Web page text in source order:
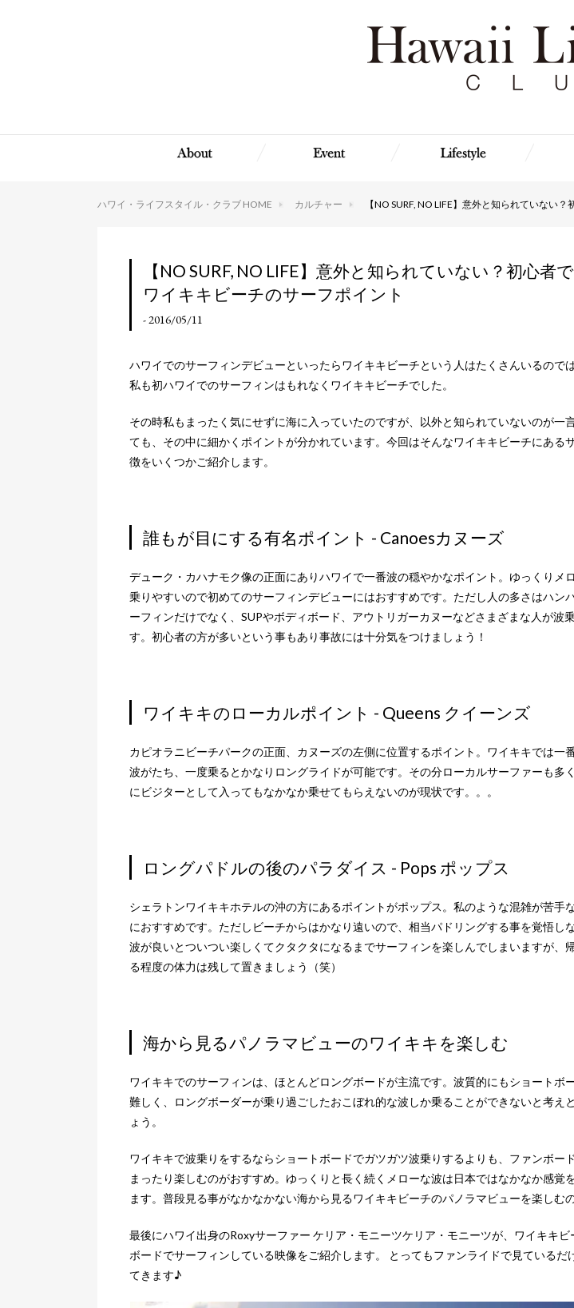
ハワイ・ライフスタイル・クラブ HOME カルチャー 【NO SURF, NO LIFE】意外と知られていない
【NO SURF, NO LIFE】意外と知られていない？初心者
ワイキキビーチのサーフポイント
- 2016/05/11
ハワイでのサーフィンデビューといったらワイキキビーチという人はたくさんいるので
私も初ハワイでのサーフィンはもれなくワイキキビーチでした。
その時私もまったく気にせずに海に入っていたのですが、以外と知られていないのが一
ても、その中に細かくポイントが分かれています。今回はそんなワイキキビーチにある
徴をいくつかご紹介します。
誰もが目にする有名ポイント - Canoesカヌーズ
デューク・カハナモク像の正面にありハワイで一番波の穏やかなポイント。ゆっくりメ
乗りやすいので初めてのサーフィンデビューにはおすすめです。ただし人の多さはハン
ーフィンだけでなく、SUPやボディボード、アウトリガーカヌーなどさまざまな人が波
す。初心者の方が多いという事もあり事故には十分気をつけましょう！
ワイキキのローカルポイント - Queens クイーンズ
カピオラニビーチパークの正面、カヌーズの左側に位置するポイント。ワイキキでは一
波がたち、一度乗るとかなりロングライドが可能です。その分ローカルサーファーも多
にビジターとして入ってもなかなか乗せてもらえないのが現状です。。。
ロングパドルの後のパラダイス - Pops ポップス
シェラトンワイキキホテルの沖の方にあるポイントがポップス。私のような混雑が苦手
におすすめです。ただしビーチからはかなり遠いので、相当パドリングする事を覚悟し
波が良いとついつい楽しくてクタクタになるまでサーフィンを楽しんでしまいますが、
る程度の体力は残して置きましょう（笑）
海から見るパノラマビューのワイキキを楽しむ
ワイキキでのサーフィンは、ほとんどロングボードが主流です。波質的にもショートボ
難しく、ロングボーダーが乗り過ごしたおこぼれ的な波しか乗ることができないと考え
ょう。
ワイキキで波乗りをするならショートボードでガツガツ波乗りするよりも、ファンボー
まったり楽しむのがおすすめ。ゆっくりと長く続くメローな波は日本ではなかなか感覚
ます。普段見る事がなかなかない海から見るワイキキビーチのパノラマビューを楽しむ
最後にハワイ出身のRoxyサーファー ケリア・モニーツケリア・モニーツが、ワイキキ
ボードでサーフィンしている映像をご紹介します。 とってもファンライドで見ているだ
てきます♪